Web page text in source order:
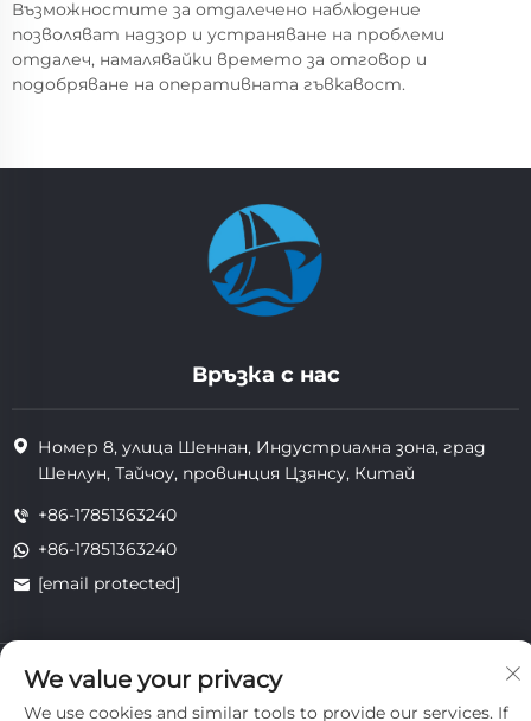
Възможностите за отдалечено наблюдение
позволяват надзор и устраняване на проблеми
отдалеч, намалявайки времето за отговор и
подобряване на оперативната гъвкавост.
Връзка с нас
Номер 8, улица Шеннан, Индустриална зона, град
Шенлун, Тайчоу, провинция Цзянсу, Китай
+86-17851363240
+86-17851363240
[email protected]
Всички права запазени. Copyright © 2025 Jiangsu Tongzhou
Heat Resistant Technology Co., Ltd.
поверителност
We value your privacy
We use cookies and similar tools to provide our services. If